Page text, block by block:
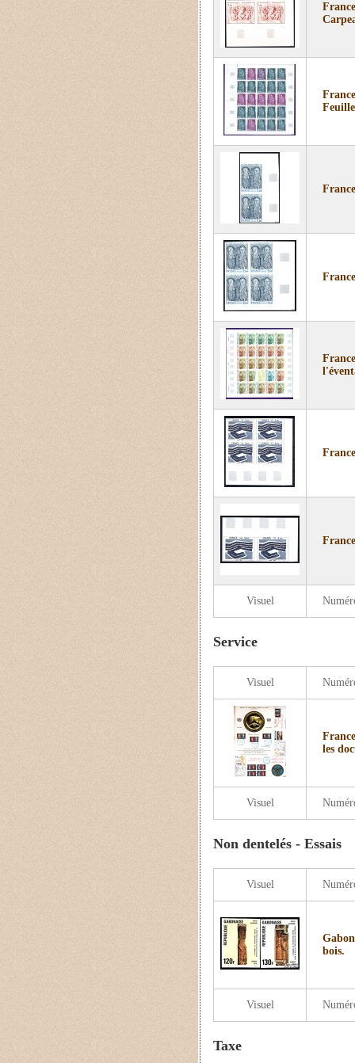
Visuel
Service
Visuel
Visuel
les
Non dentelés - Essais
Visuel
Visuel
bois.
Taxe